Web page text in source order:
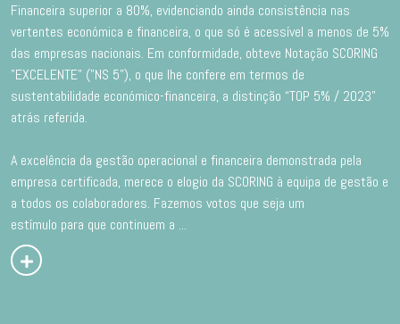
Financeira superior a 80%, evidenciando ainda consistência nas
vertentes económica e financeira, o que só é acessível a menos de 5%
das empresas nacionais. Em conformidade, obteve Notação SCORING
"EXCELENTE" ("NS 5"), o que lhe confere em termos de
sustentabilidade económico-financeira, a distinção “TOP 5% / 2023”
atrás referida.
A excelência da gestão operacional e financeira demonstrada pela
empresa certificada, merece o elogio da SCORING à equipa de gestão e
a todos os colaboradores. Fazemos votos que seja um
estímulo para que continuem a ...